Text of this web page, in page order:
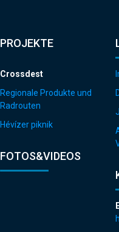
PROJEKTE
Crossdest
Regionale Produkte und
Radrouten
Hévízer piknik
FOTOS&VIDEOS